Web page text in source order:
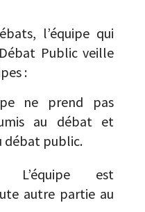
l’équipe qui
Public veille
:
ne prend pas
au débat et
débat public.
L’équipe est
autre partie au